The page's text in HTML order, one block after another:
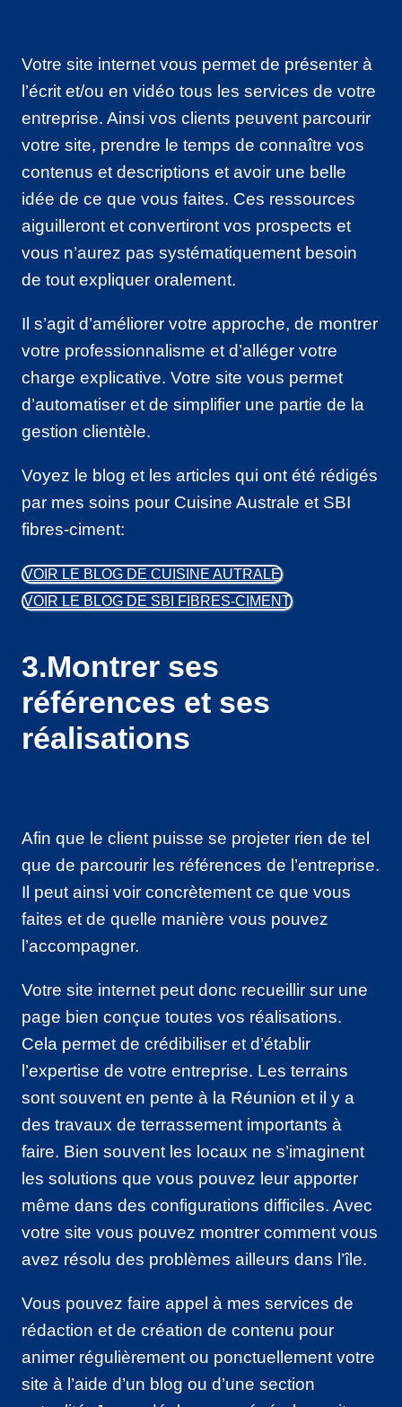
Votre site internet vous permet de présenter à
l’écrit et/ou en vidéo tous les services de votre
entreprise. Ainsi vos clients peuvent parcourir
votre site, prendre le temps de connaître vos
contenus et descriptions et avoir une belle
idée de ce que vous faites. Ces ressources
aiguilleront et convertiront vos prospects et
vous n’aurez pas systématiquement besoin
de tout expliquer oralement.
Il s’agit d’améliorer votre approche, de montrer
votre professionnalisme et d’alléger votre
charge explicative. Votre site vous permet
d’automatiser et de simplifier une partie de la
gestion clientèle.
Voyez le blog et les articles qui ont été rédigés
par mes soins pour Cuisine Australe et SBI
fibres-ciment:
VOIR LE BLOG DE CUISINE AUTRALE
VOIR LE BLOG DE SBI FIBRES-CIMENT
3.Montrer ses
références et ses
réalisations
Afin que le client puisse se projeter rien de tel
que de parcourir les références de l’entreprise.
Il peut ainsi voir concrètement ce que vous
faites et de quelle manière vous pouvez
l’accompagner.
Votre site internet peut donc recueillir sur une
page bien conçue toutes vos réalisations.
Cela permet de crédibiliser et d’établir
l’expertise de votre entreprise. Les terrains
sont souvent en pente à la Réunion et il y a
des travaux de terrassement importants à
faire. Bien souvent les locaux ne s’imaginent
les solutions que vous pouvez leur apporter
même dans des configurations difficiles. Avec
votre site vous pouvez montrer comment vous
avez résolu des problèmes ailleurs dans l’île.
Vous pouvez faire appel à mes services de
rédaction et de création de contenu pour
animer régulièrement ou ponctuellement votre
site à l’aide d’un blog ou d’une section